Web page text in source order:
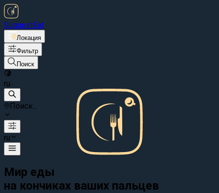
SuggestEat
Локация
Фильтр
Поиск
ru
Поиск...
ru
Мир еды
на кончиках ваших пальцев